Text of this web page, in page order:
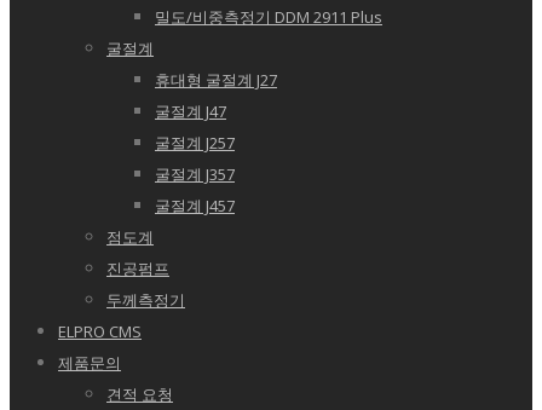
밀도/비중측정기 DDM 2911 Plus
굴절계
휴대형 굴절계 J27
굴절계 J47
굴절계 J257
굴절계 J357
굴절계 J457
점도계
진공펌프
두께측정기
ELPRO CMS
제품문의
견적 요청